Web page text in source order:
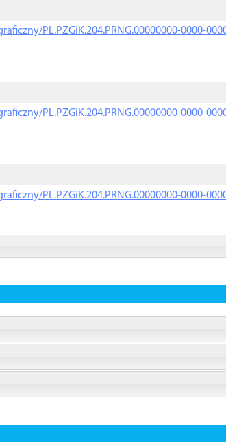
PL.PZGiK.204.PRNG.00000000-0000-
PL.PZGiK.204.PRNG.00000000-0000-
PL.PZGiK.204.PRNG.00000000-0000-